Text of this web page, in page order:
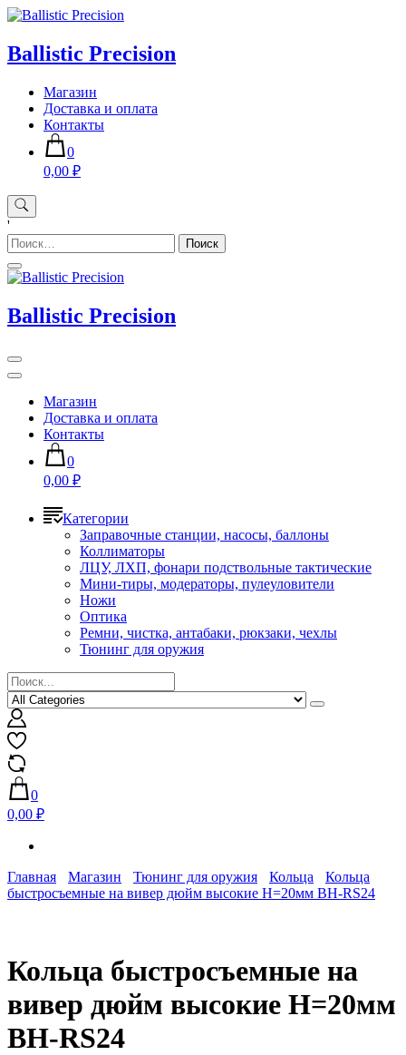
Skip
content
Ballistic Precision
Магазин
Доставка и оплата
Контакты
0
0,00 ₽
'
Найти:
Ballistic Precision
Магазин
Доставка и оплата
Контакты
0
0,00 ₽
Категории
Заправочные станции, насосы, баллоны
Коллиматоры
ЛЦУ, ЛХП, фонари подствольные тактические
Мини-тиры, модераторы, пулеуловители
Ножи
Оптика
Ремни, чистка, антабаки, рюкзаки, чехлы
Тюнинг для оружия
0
0,00 ₽
Главная Магазин Тюнинг для оружия Кольца
Кольца
быстросъемные на вивер дюйм высокие Н=20мм BH-RS24
Кольца быстросъемные на
вивер дюйм высокие Н=20мм
BH-RS24